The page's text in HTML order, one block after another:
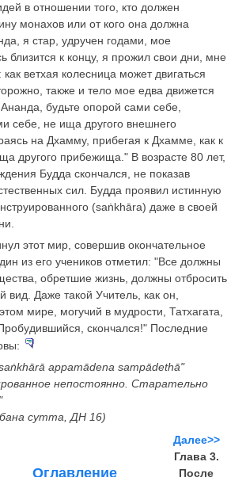
в отношении того, кто должен
монахов или от кого она должна
я стар, удручен годами, мое
близится к концу, я прожил свои дни, мне
ветхая колесница может двигаться
также и тело мое едва движется
будьте опорой сами себе,
себе, не ища другого внешнего
на Дхамму, прибегая к Дхамме, как к
другого прибежища." В возрасте 80 лет,
Будда скончался, не показав
сил. Будда проявил истинную
(saṅkhāra) даже в своей
этот мир, совершив окончательное
из его учеников отметил: "Все должны
обретшие жизнь, должны отбросить
вид. Даже такой Учитель, как он,
мире, могучий в мудрости, Татхагата,
скончался!" Последние
appamādena sampādethā"
непостоянно. Старательно
сутта, ДН 16)
Оглавление
Далее>>
Глава 3.
После